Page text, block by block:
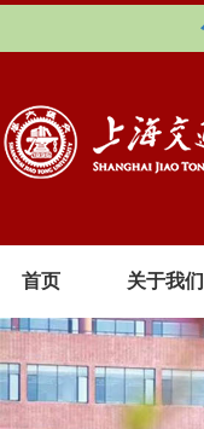
首页 关于我们